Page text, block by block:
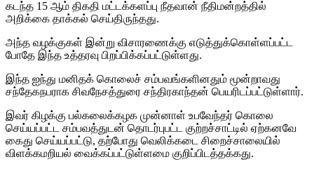
கடந்த 15 ஆம் திகதி மட்டக்களப்பு நீதவான் நீதிமன்றத்தில்
அறிக்கை தாக்கல் செய்திருந்தது.
அந்த வழக்குகள் இன்று விசாரணைக்கு எடுத்துக்கொள்ளப்பட்ட
போதே இந்த உத்தரவு பிறப்பிக்கப்பட்டுள்ளது.
இந்த ஐந்து மனிதக் கொலைச் சம்பவங்களினதும் மூன்றாவது
சந்தேகநபராக சிவநேசத்துரை சந்திரகாந்தன் பெயரிடப்பட்டுள்ளார்.
இவர் கிழக்கு பல்கலைக்கழக முன்னாள் உபவேந்தர் கொலை
செய்யப்பட்ட சம்பவத்துடன் தொடர்புபட்ட குற்றச்சாட்டில் ஏற்கனவே
கைது செய்யப்பட்டு, தற்போது வெலிக்கடை சிறைச்சாலையில்
விளக்கமறியல் வைக்கப்பட்டுள்ளமை குறிப்பிடத்தக்கது.